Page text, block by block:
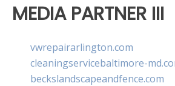
MEDIA PARTNER III
vwrepairarlington.com
cleaningservicebaltimore-
beckslandscapeandfence.com